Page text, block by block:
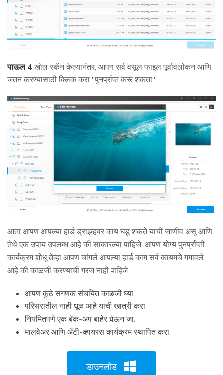
पाऊल 4 खोल स्कॅन केल्यानंतर, आपण सर्व वसूल फाइल पूर्वावलोकन आणि
जतन करण्यासाठी क्लिक करा "पुनर्प्राप्त करू शकता".
आता आपण आपल्या हार्ड ड्राइव्हवर काय घडू शकते याची जाणीव असू आणि
तेथे एक उपाय उपलब्ध आहे की साकारल्या पाहिजे. आपण योग्य पुनर्प्राप्ती
कार्यक्रम शोधू तेव्हा आपण चांगले आपल्या हार्ड काम सर्व कायमचे गमावले
आहे की काळजी करण्याची गरज नाही पाहिजे.
आपण कुठे संगणक संचयित काळजी घ्या
परिसरातील नाही धूळ आहे याची खात्री करा
नियमितपणे एक बॅक-अप बाहेर घेऊन जा.
मालवेअर आणि अँटी-व्हायरस कार्यक्रम स्थापित करा.
डाउनलोड